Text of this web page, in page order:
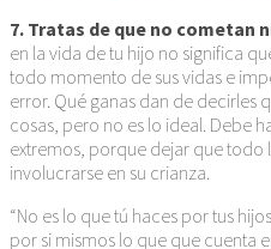
7. Tratas de que no cometan
en la vida de tu hijo no significa
todo momento de sus vidas e
error. Qué ganas dan de decirles
cosas, pero no es lo ideal. Debe
extremos, porque dejar que todo
involucrarse en su crianza.
“No es lo que tú haces por tus
por si mismos lo que que cuenta